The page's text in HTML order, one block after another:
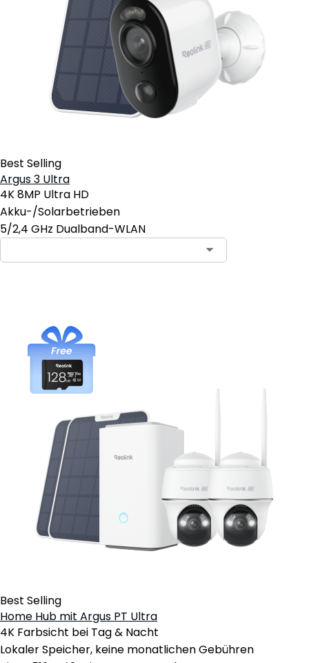
Best Selling
Argus 3 Ultra
4K 8MP Ultra HD
Akku-/Solarbetrieben
5/2,4 GHz Dualband-WLAN
Best Selling
Home Hub mit Argus PT Ultra
4K Farbsicht bei Tag & Nacht
Lokaler Speicher, keine monatlichen Gebühren